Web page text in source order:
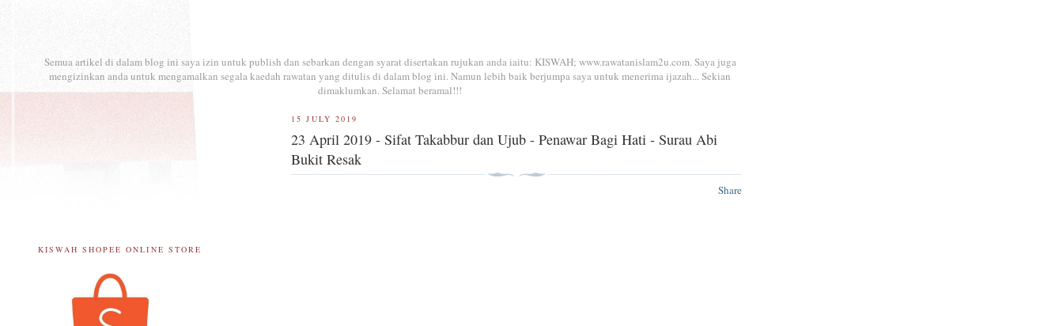
Semua artikel di dalam blog ini saya izin untuk publish dan sebarkan dengan syarat disertakan rujukan anda iaitu: KISWAH; www.rawatanislam2u.com. Saya juga
mengizinkan anda untuk mengamalkan segala kaedah rawatan yang ditulis di dalam blog ini. Namun lebih baik berjumpa saya untuk menerima ijazah... Sekian
dimaklumkan. Selamat beramal!!!
15 JULY 2019
23 April 2019 - Sifat Takabbur dan Ujub - Penawar Bagi Hati - Surau Abi
Bukit Resak
Share
KISWAH SHOPEE ONLINE STORE